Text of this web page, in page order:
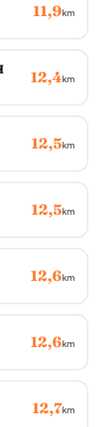
11,9km
12,4km
12,5km
12,5km
12,6km
12,6km
12,7km